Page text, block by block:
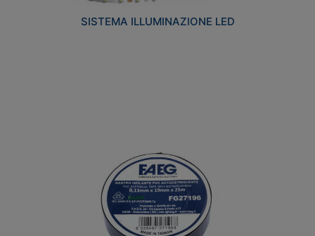
SISTEMA ILLUMINAZIONE LED